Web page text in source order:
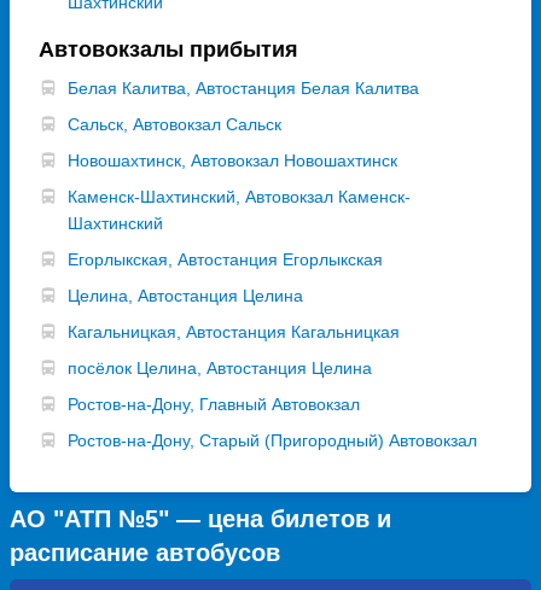
Автовокзалы прибытия
Белая Калитва, Автостанция Белая Калитва
Сальск, Автовокзал Сальск
Новошахтинск, Автовокзал Новошахтинск
Каменск-Шахтинский, Автовокзал Каменск-
Шахтинский
Егорлыкская, Автостанция Егорлыкская
Целина, Автостанция Целина
Кагальницкая, Автостанция Кагальницкая
посёлок Целина, Автостанция Целина
Ростов-на-Дону, Главный Автовокзал
Ростов-на-Дону, Старый (Пригородный) Автовокзал
АО "АТП №5" — цена билетов и
расписание автобусов